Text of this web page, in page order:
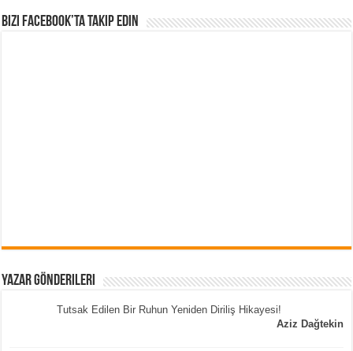
Bizi Facebook’ta Takip Edin
Yazar Gönderileri
Tutsak Edilen Bir Ruhun Yeniden Diriliş Hikayesi!
Aziz Dağtekin